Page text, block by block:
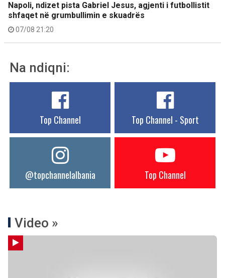
Napoli, ndizet pista Gabriel Jesus, agjenti i futbollistit
shfaqet në grumbullimin e skuadrës
07/08 21:20
Na ndiqni:
Top Channel Top Channel - Sport
@topchannelalbania Top Channel
Video »